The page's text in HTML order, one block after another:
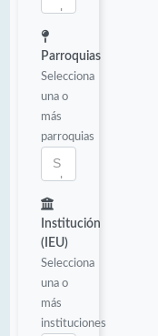
Parroquias
Selecciona
una o
más
parroquias
Institución
(IEU)
Selecciona
una o
más
instituciones